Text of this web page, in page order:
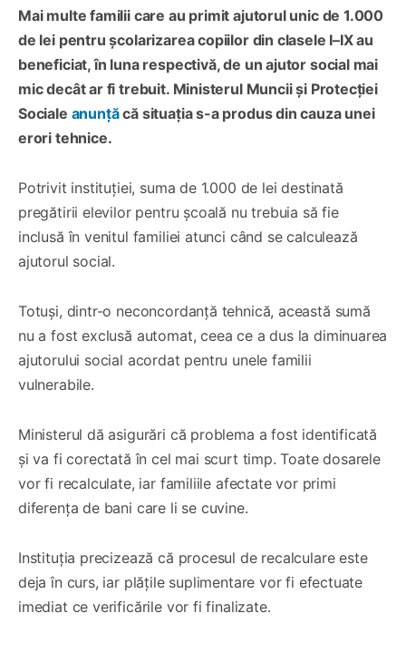
Mai multe familii care au primit ajutorul unic de 1.000
de lei pentru școlarizarea copiilor din clasele I–IX au
beneficiat, în luna respectivă, de un ajutor social mai
mic decât ar fi trebuit. Ministerul Muncii și Protecției
Sociale anunțăcă situația s-a produs din cauza unei
erori tehnice.
Potrivit instituției, suma de 1.000 de lei destinată
pregătirii elevilor pentru școală nu trebuia să fie
inclusă în venitul familiei atunci când se calculează
ajutorul social.
Totuși, dintr-o neconcordanță tehnică, această sumă
nu a fost exclusă automat, ceea ce a dus la diminuarea
ajutorului social acordat pentru unele familii
vulnerabile.
Ministerul dă asigurări că problema a fost identificată
și va fi corectată în cel mai scurt timp. Toate dosarele
vor fi recalculate, iar familiile afectate vor primi
diferența de bani care li se cuvine.
Instituția precizează că procesul de recalculare este
deja în curs, iar plățile suplimentare vor fi efectuate
imediat ce verificările vor fi finalizate.